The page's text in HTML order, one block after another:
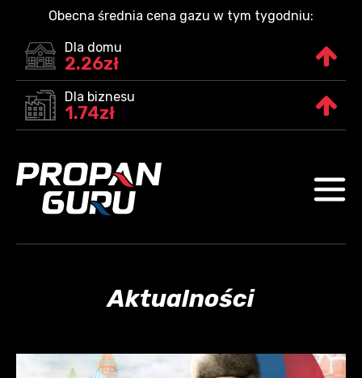
Obecna średnia cena gazu w tym tygodniu:
Dla domu
2.26zł
Dla biznesu
1.74zł
Aktualności